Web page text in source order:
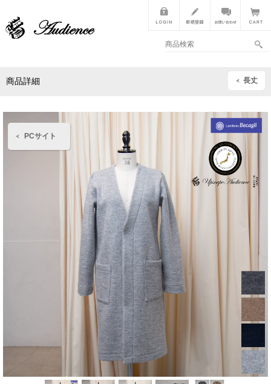
PCサイト
商品詳細 長丈